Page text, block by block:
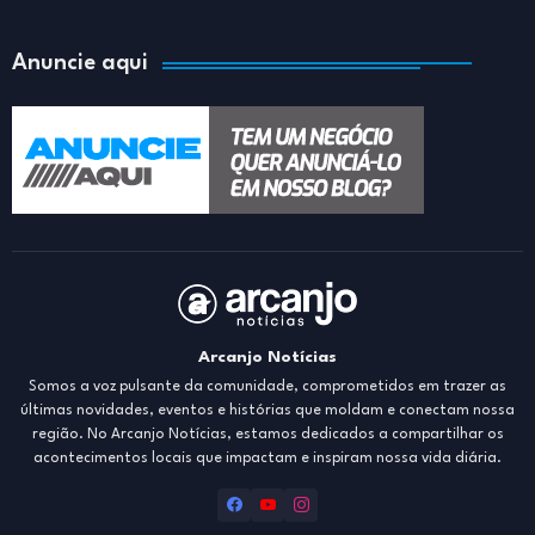
Anuncie aqui
Arcanjo Notícias
Somos a voz pulsante da comunidade, comprometidos em trazer as
últimas novidades, eventos e histórias que moldam e conectam nossa
região. No Arcanjo Notícias, estamos dedicados a compartilhar os
acontecimentos locais que impactam e inspiram nossa vida diária.